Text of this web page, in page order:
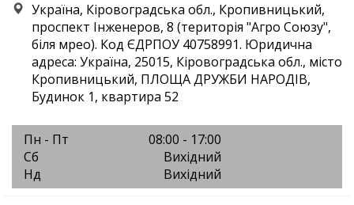
Україна, Кіровоградська обл., Кропивницький,
проспект Інженеров, 8 (територія "Агро Союзу",
біля мрео). Код ЄДРПОУ 40758991. Юридична
адреса: Україна, 25015, Кіровоградська обл., місто
Кропивницький, ПЛОЩА ДРУЖБИ НАРОДІВ,
Будинок 1, квартира 52
Пн - Пт
08:00 - 17:00
Сб
Вихідний
Нд
Вихідний